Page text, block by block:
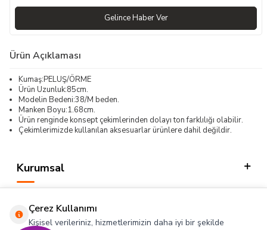
Gelince Haber Ver
Ürün Açıklaması
Kumaş:PELUŞ/ÖRME
Ürün Uzunluk:85cm.
Modelin Bedeni:38/M beden.
Manken Boyu:1.68cm.
Ürün renginde konsept çekimlerinden dolayı ton farklılığı olabilir.
Çekimlerimizde kullanılan aksesuarlar ürünlere dahil değildir.
Kurumsal
Hızlı Erişim
Çerez Kullanımı
Kişisel verileriniz, hizmetlerimizin daha iyi bir şekilde